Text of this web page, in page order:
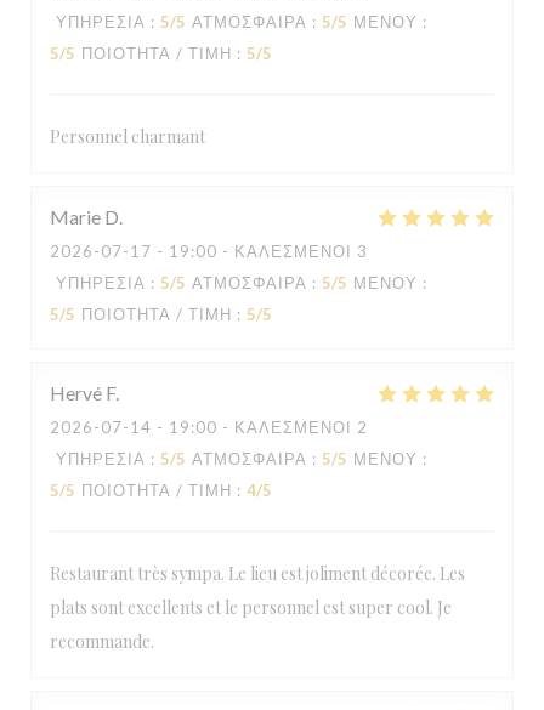
ΥΠΗΡΕΣΊΑ : 5/5 ΑΤΜΌΣΦΑΙΡΑ : 5/5 ΜΕΝΟΎ :
5/5 ΠΟΙΌΤΗΤΑ / ΤΙΜΉ : 5/5
Personnel charmant
Marie D
2026-07-17 - 19:00 - ΚΑΛΕΣΜΈΝΟΙ 3
ΥΠΗΡΕΣΊΑ : 5/5 ΑΤΜΌΣΦΑΙΡΑ : 5/5 ΜΕΝΟΎ :
5/5 ΠΟΙΌΤΗΤΑ / ΤΙΜΉ : 5/5
Hervé F
2026-07-14 - 19:00 - ΚΑΛΕΣΜΈΝΟΙ 2
ΥΠΗΡΕΣΊΑ : 5/5 ΑΤΜΌΣΦΑΙΡΑ : 5/5 ΜΕΝΟΎ :
5/5 ΠΟΙΌΤΗΤΑ / ΤΙΜΉ : 4/5
Restaurant très sympa. Le lieu est joliment décorée. Les
plats sont excellents et le personnel est super cool. Je
recommande.